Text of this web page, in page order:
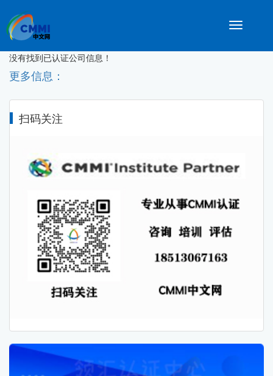
Toggle
没有找到已认证公司信息！
更多信息：
扫码关注